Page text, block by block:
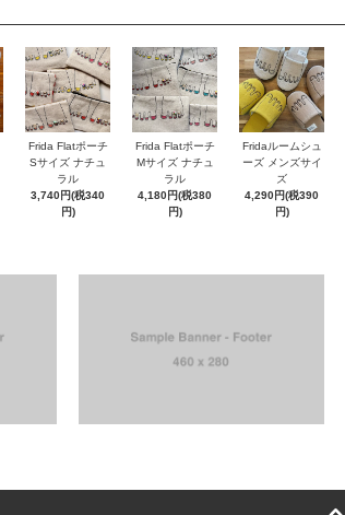
Frida Flatポーチ
Sサイズ ナチュ
ラル
3,740円(税340
円)
Frida Flatポーチ
Mサイズ ナチュ
ラル
4,180円(税380
円)
Fridaルームシュ
ーズ メンズサイ
ズ
4,290円(税390
円)